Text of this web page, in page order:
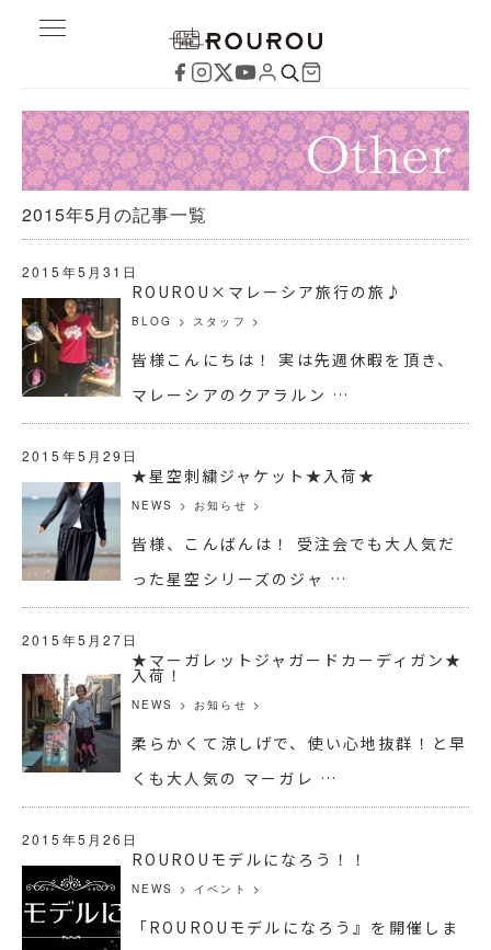
2015年5月の記事一覧
2015年5月31日
ROUROU×マレーシア旅行の旅♪
BLOG > スタッフ >
皆様こんにちは！ 実は先週休暇を頂き、
マレーシアのクアラルン …
2015年5月29日
★星空刺繍ジャケット★入荷★
NEWS > お知らせ >
皆様、こんばんは！ 受注会でも大人気だ
った星空シリーズのジャ …
2015年5月27日
★マーガレットジャガードカーディガン★
入荷！
NEWS > お知らせ >
柔らかくて涼しげで、使い心地抜群！と早
くも大人気の マーガレ …
2015年5月26日
ROUROUモデルになろう！！
NEWS > イベント >
「ROUROUモデルになろう』を開催しま